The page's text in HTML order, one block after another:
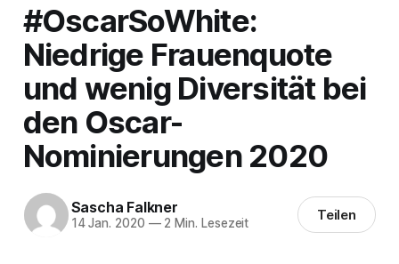
#OscarSoWhite:
Niedrige Frauenquote
und wenig Diversität bei
den Oscar-
Nominierungen 2020
Sascha Falkner
14 Jan. 2020 —2 Min. Lesezeit Teilen